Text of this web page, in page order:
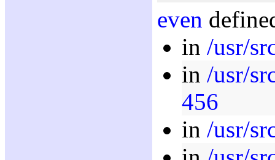
even
in /usr/
in /usr/
456
in /usr/